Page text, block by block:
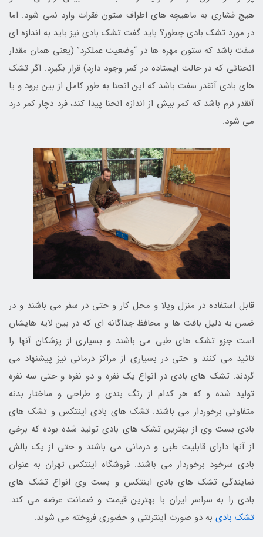
هیچ فشاری به ماهیچه های اطراف ستون فقرات وارد نمی شود. اما
در مورد تشک بادی چطور؟ باید گفت تشک بادی نیز باید به اندازه ای
سفت باشد که ستون مهره ها در “وضعیت عملکرد” (یعنی همان مقدار
انحنائی که در حالت ایستاده در کمر وجود دارد) قرار بگیرد. اگر تشک
های بادی آنقدر سفت باشد که این انحنا به طور کامل از بین برود و یا
آنقدر نرم باشد که کمر بیش از اندازه انحنا پیدا کند، فرد دچار کمر درد
می شود.
قابل استفاده در منزل ویلا و محل کار و حتی در سفر می باشند و در
ضمن به دلیل بافت ها و محافظ جداگانه ای که در بین لایه هایشان
است جزو تشک های طبی می باشند و بسیاری از پزشکان آنها را
تائید می کنند و حتی در بسیاری از مراکز درمانی نیز پیشنهاد می
گردند. تشک های بادی در انواع یک نفره و دو نفره و حتی سه نفره
تولید شده و که هر کدام از رنگ بندی و طراحی و ساختار بدنه
متفاوتی برخوردار می باشند. تشک های بادی اینتکس و تشک های
بادی بست وی از بهترین تشک های بادی تولید شده بوده که برخی
از آنها دارای قابلیت طبی و درمانی می باشند و حتی از یک بالش
بادی سرخود برخوردار می باشند. فروشگاه اینتکس تهران به عنوان
نمایندگی تشک های بادی اینتکس و بست وی انواع تشک های
بادی را به سراسر ایران با بهترین قیمت و ضمانت عرضه می کند.
تشک بادی به دو صورت اینترنتی و حضوری فروخته می شوند.